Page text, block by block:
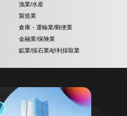
漁業/水産
製造業
倉庫・運輸業/郵便業
金融業/保険業
鉱業/採石業/砂利採取業